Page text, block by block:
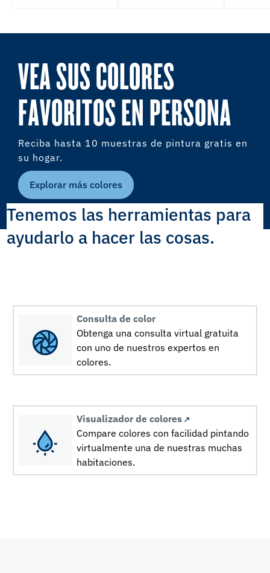
VEA SUS COLORES
FAVORITOS EN PERSONA
Reciba hasta 10 muestras de pintura gratis en
su hogar.
Explorar más colores
Tenemos las herramientas para
ayudarlo a hacer las cosas.
Consulta de color
Obtenga una consulta virtual gratuita
con uno de nuestros expertos en
colores.
Visualizador de colores
Compare colores con facilidad pintando
virtualmente una de nuestras muchas
habitaciones.